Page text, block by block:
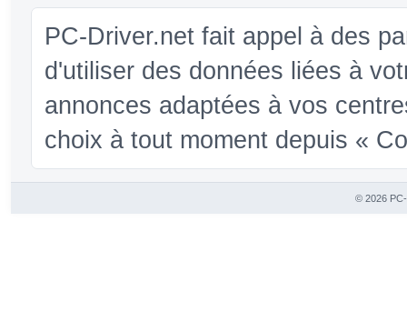
PC-Driver.net fait appel à des
d'utiliser des données liées à
annonces adaptées à vos
choix à tout moment depuis «
© 2026